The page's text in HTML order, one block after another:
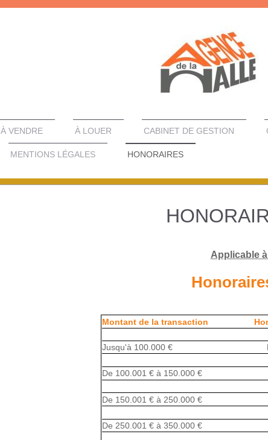
À VENDRE À LOUER CABINET DE GESTION
MENTIONS LÉGALES HONORAIRES
Applicable
Montant de la transaction
Jusqu'à 100.000 €
De 100.001 € à
De 150.001 € à
De 250.001 € à